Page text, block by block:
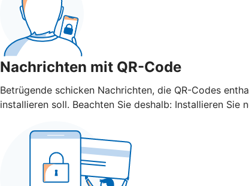
Nachrichten mit QR-Code
Betrügende schicken Nachrichten, die QR-Codes
installieren soll. Beachten Sie deshalb: Installieren